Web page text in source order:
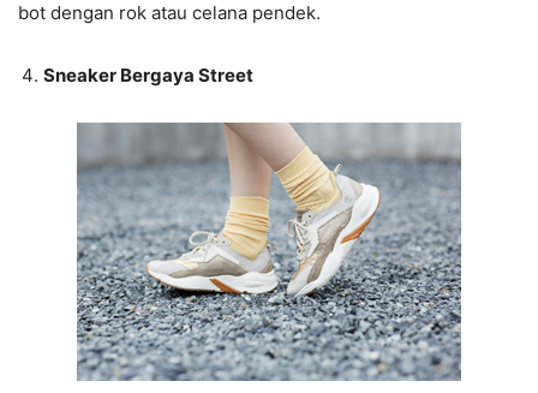
bot dengan rok atau celana pendek.
Sneaker Bergaya Street